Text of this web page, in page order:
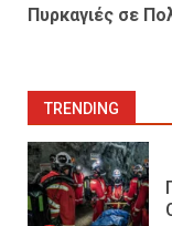
Πυρκαγιές σε
TRENDING